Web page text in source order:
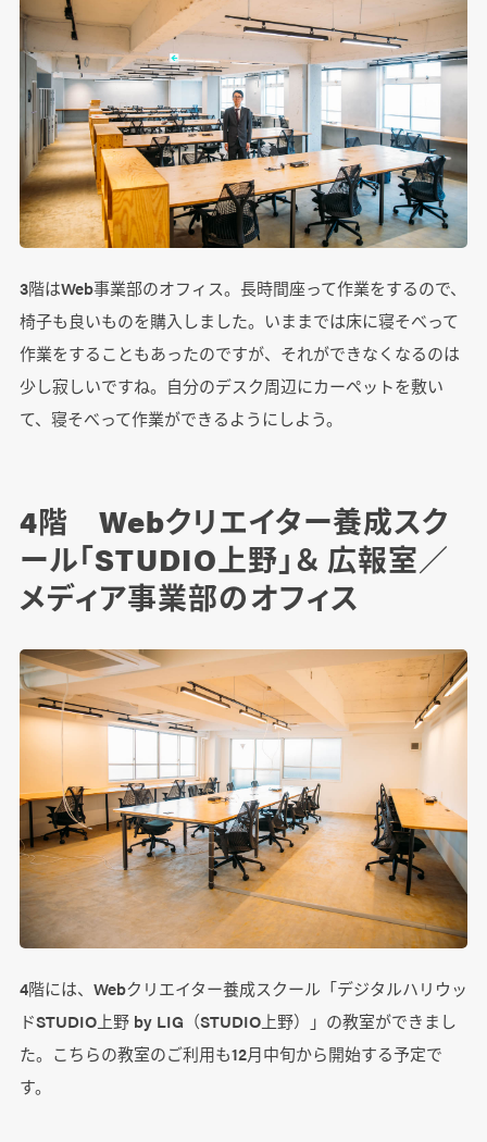
3階はWeb事業部のオフィス。長時間座って作業をするので、
椅子も良いものを購入しました。いままでは床に寝そべって
作業をすることもあったのですが、それができなくなるのは
少し寂しいですね。自分のデスク周辺にカーペットを敷い
て、寝そべって作業ができるようにしよう。
4階 Webクリエイター養成スク
ール「STUDIO上野」＆ 広報室／
メディア事業部のオフィス
4階には、Webクリエイター養成スクール「デジタルハリウッ
ドSTUDIO上野 by LIG（STUDIO上野）」の教室ができまし
た。こちらの教室のご利用も12月中旬から開始する予定で
す。